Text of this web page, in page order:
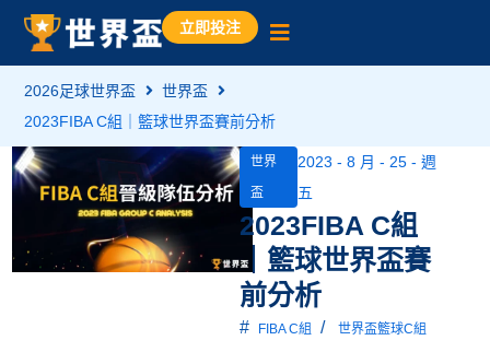
立即投注
2026足球世界盃
世界盃
2023FIBA C組｜籃球世界盃賽前分析
世界
盃
2023 - 8 月 - 25 - 週
五
2023FIBA C組
｜籃球世界盃賽
前分析
# FIBA C組 / 世界盃籃球C組